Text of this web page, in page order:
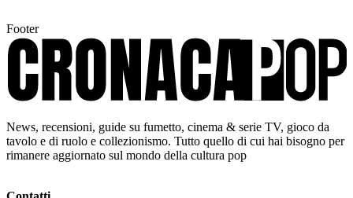
Footer
News, recensioni, guide su fumetto, cinema & serie TV, gioco da
tavolo e di ruolo e collezionismo. Tutto quello di cui hai bisogno per
rimanere aggiornato sul mondo della cultura pop